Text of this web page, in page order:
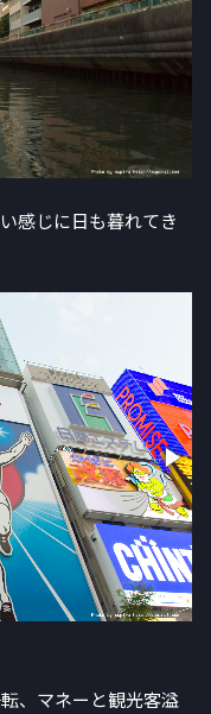
感じに日も暮れてき
、マネーと観光客溢